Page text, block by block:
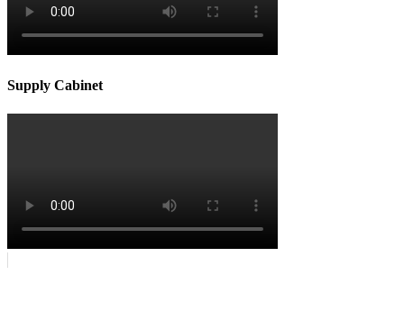
Supply Cabinet